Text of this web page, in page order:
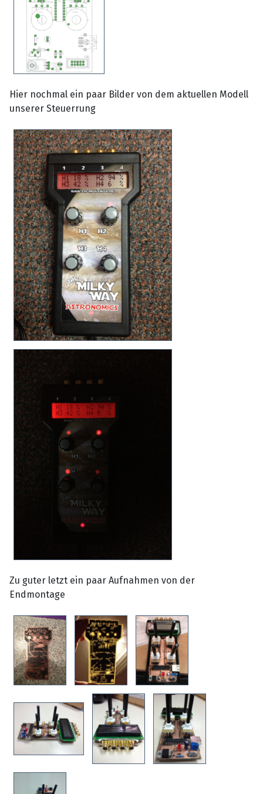
Hier nochmal ein paar Bilder von dem aktuellen Modell
unserer Steuerrung
Zu guter letzt ein paar Aufnahmen von der
Endmontage